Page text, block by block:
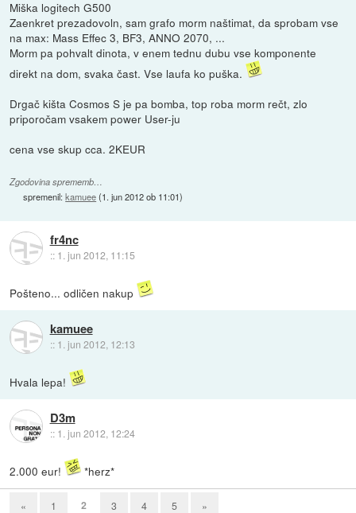
Miška logitech G500
Zaenkret prezadovoln, sam grafo morm naštimat, da sprobam vse
na max: Mass Effec 3, BF3, ANNO 2070, ...
Morm pa pohvalt dinota, v enem tednu dubu vse komponente
direkt na dom, svaka čast. Vse laufa ko puška.
Drgač kišta Cosmos S je pa bomba, top roba morm rečt, zlo
priporočam vsakem power User-ju
cena vse skup cca. 2KEUR
Zgodovina sprememb…
spremenil:kamuee(1. jun 2012 ob 11:01)
fr4nc
:: 1. jun 2012, 11:15
Pošteno... odličen nakup
kamuee
:: 1. jun 2012, 12:13
Hvala lepa!
D3m
:: 1. jun 2012, 12:24
2.000 eur! *herz*
« 1 2 3 4 5 »